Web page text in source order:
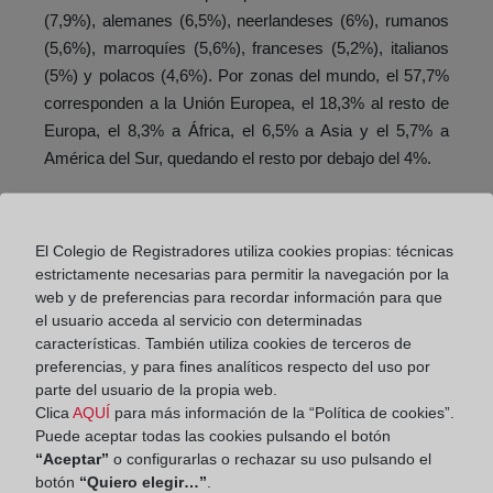
(7,9%), alemanes (6,5%), neerlandeses (6%), rumanos
(5,6%), marroquíes (5,6%), franceses (5,2%), italianos
(5%) y polacos (4,6%). Por zonas del mundo, el 57,7%
corresponden a la Unión Europea, el 18,3% al resto de
Europa, el 8,3% a África, el 6,5% a Asia y el 5,7% a
América del Sur, quedando el resto por debajo del 4%.
vivienda por extranjeros. Los porcentajes más altos se
han alcanzado en Illes Balears (29,5%), Comunitat
Valenciana (27%), Canarias (25,3%), Región de Murcia
(21,9%), Cataluña (15,1%) y Andalucía (13%).
Número de hipotecas
El número de hipotecas sobre vivienda registradas en el
tercer trimestre ha sido de 123.483, frente a las 123.606
El Colegio de Registradores utiliza cookies propias: técnicas
estrictamente necesarias para permitir la navegación por la
web y de preferencias para recordar información para que
el usuario acceda al servicio con determinadas
características. También utiliza cookies de terceros de
preferencias, y para fines analíticos respecto del uso por
parte del usuario de la propia web.
Clica AQUÍ para más información de la “Política de cookies”.
Puede aceptar todas las cookies pulsando el botón
“Aceptar” o configurarlas o rechazar su uso pulsando el
botón “Quiero elegir…”